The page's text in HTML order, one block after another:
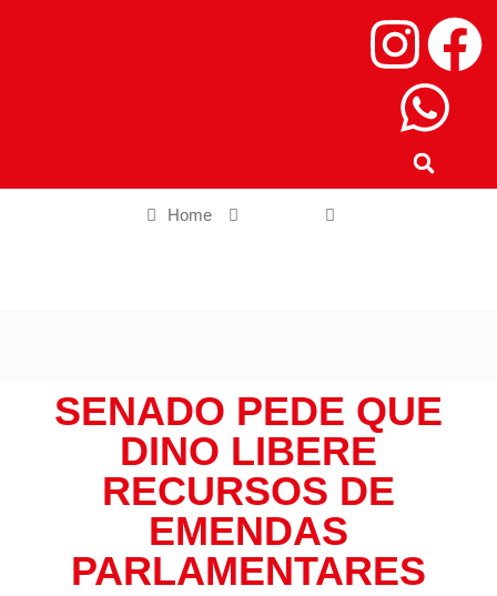
Home
SENADO PEDE QUE
DINO LIBERE
RECURSOS DE
EMENDAS
PARLAMENTARES